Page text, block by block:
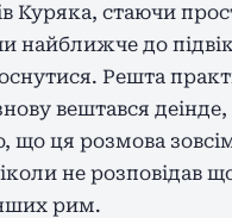
Куряка, стаючи
найближче до
Решта
вештався
що ця розмова
не розповідав
рим.